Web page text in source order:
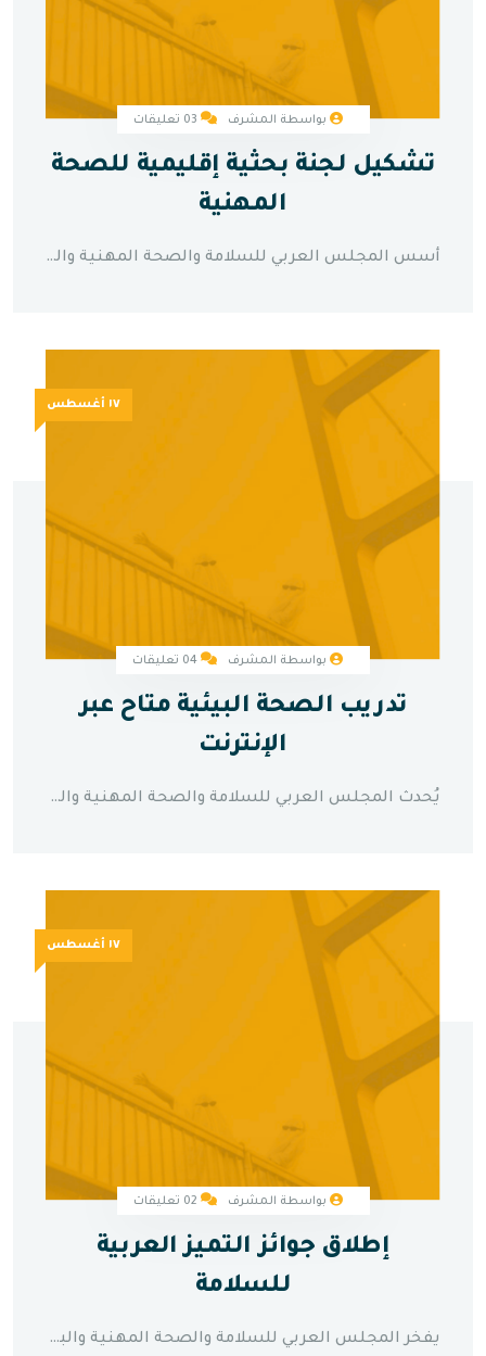
بواسطة المشرف 03 تعليقات
تشكيل لجنة بحثية إقليمية للصحة
المهنية
أسس المجلس العربي للسلامة والصحة المهنية والبيئة لجنة بحثية إقليمية رائدة مخصصة لإجراء دراسات شاملة ومبتكرة حول تحديات الصحة المهنية التي تؤثر بشكل خاص على المنطقة العربية. تضم هذه اللجنة متعددة التخصصات باحثين رائدين ومهنيين طبيين وخبراء سلامة ومتخصصين في الصناعة من عبر العالم العربي، مجمعة خبرات متنوعة لمعالجة قضايا الصحة المهنية المعقدة. تركز أجندة البحث الخاصة باللجنة على تطوير حلول قائمة على الأدلة ومصممة خصيصاً للسياقات الصناعية الإقليمية، والاعتبارات المناخية، والعوامل الثقافية، والمخاطر المهنية الناشئة. تشمل مجالات البحث ذات الأولوية إدارة الإجهاد الحراري في المناخات الصحراوية، والصحة التنفسية المهنية في صناعات النفط والغاز، والحلول المريحة لأماكن العمل التقليدية والحديثة، وتأثير التقدم التكنولوجي على صحة وسلامة العمال. ستنشر اللجنة النتائج البحثية بانتظام، وتطور إرشادات التنفيذ العملية، وتقدم توصيات مدفوعة بالبيانات لصانعي السياسات وقادة الصناعة في جميع أنحاء المنطقة.
١٧ أغسطس
بواسطة المشرف 04 تعليقات
تدريب الصحة البيئية متاح عبر
الإنترنت
يُحدث المجلس العربي للسلامة والصحة المهنية والبيئة ثورة في التطوير المهني في المنطقة من خلال تقديم وحدات تدريبية شاملة للصحة البيئية عبر الإنترنت من خلال منصة التعلم الرقمية المتطورة. تم تصميم هذه الدورات المبتكرة خصيصاً لمعالجة الحاجة المتزايدة لتعليم الصحة البيئية عالي الجودة والقابل للوصول عبر العالم العربي. تغطي الوحدات التدريبية مواضيع حيوية تشمل إدارة جودة الهواء، ومنع تلوث المياه، وبروتوكولات إدارة النفايات، والتعامل الآمن مع المواد الكيميائية، ومنهجيات تقييم المخاطر البيئية. تتضمن كل وحدة محاكاة تفاعلية، ودراسات حالة من الواقع من الصناعات الإقليمية، ومحاضرات فيديو من الخبراء، وأدوات تقييم عملية. تدعم المنصة اللغتين العربية والإنجليزية، مما يضمن أقصى قدر من إمكانية الوصول للمهنيين عبر خلفيات تعليمية مختلفة. يمكن للمشاركين التعلم بوتيرتهم الخاصة مع تلقي الدعم المستمر من المدربين المعتمدين والوصول إلى ثروة من الموارد القابلة للتحميل والمواد المرجعية.
١٧ أغسطس
بواسطة المشرف 02 تعليقات
إطلاق جوائز التميز العربية
للسلامة
يفخر المجلس العربي للسلامة والصحة المهنية والبيئة بالإعلان عن الإطلاق الافتتاحي لجوائز التميز العربية السنوية للسلامة، وهو برنامج تقدير مرموق مصمم للاحتفال وتكريم الإنجازات المتميزة في سلامة أماكن العمل وحماية الصحة والإشراف البيئي عبر المؤسسات العربية. يضم برنامج الجوائز الشامل هذا فئات متعددة تشمل أفضل ابتكار في السلامة، وقيادة الحماية البيئية، وتميز الصحة المهنية، وبرنامج التدريب على السلامة لهذا العام، والإنجاز مدى الحياة في السلامة. ستجمع حفلة توزيع الجوائز مختصي السلامة وقادة الصناعة وممثلي الحكومات من عبر المنطقة العربية لعرض الحلول الابتكارية للسلامة، ومشاركة أفضل الممارسات، وتقدير المؤسسات التي أظهرت التزاماً استثنائياً بحماية قوتها العاملة والبيئة. الترشيحات مفتوحة الآن للمؤسسات والأفراد الذين قدموا مساهمات كبيرة في تطوير ثقافة السلامة وتنفيذ أنظمة إدارة السلامة عالمية المستوى.